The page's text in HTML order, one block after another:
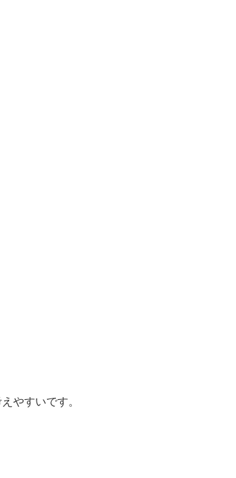
やすいです。